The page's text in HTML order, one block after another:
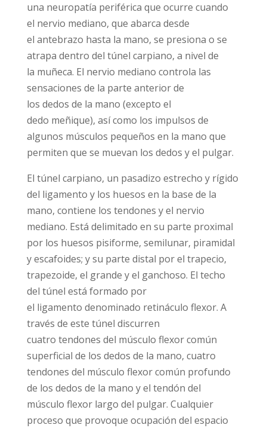
una neuropatía periférica que ocurre cuando
el nervio mediano, que abarca desde
el antebrazo hasta la mano, se presiona o se
atrapa dentro del túnel carpiano, a nivel de
la muñeca. El nervio mediano controla las
sensaciones de la parte anterior de
los dedos de la mano (excepto el
dedo meñique), así como los impulsos de
algunos músculos pequeños en la mano que
permiten que se muevan los dedos y el pulgar.
El túnel carpiano, un pasadizo estrecho y rígido
del ligamento y los huesos en la base de la
mano, contiene los tendones y el nervio
mediano. Está delimitado en su parte proximal
por los huesos pisiforme, semilunar, piramidal
y escafoides; y su parte distal por el trapecio,
trapezoide, el grande y el ganchoso. El techo
del túnel está formado por
el ligamento denominado retináculo flexor. A
través de este túnel discurren
cuatro tendones del músculo flexor común
superficial de los dedos de la mano, cuatro
tendones del músculo flexor común profundo
de los dedos de la mano y el tendón del
músculo flexor largo del pulgar. Cualquier
proceso que provoque ocupación del espacio